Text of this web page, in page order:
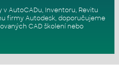
AutoCADu, Inventoru, Revitu
firmy Autodesk, doporučujeme
CAD školenínebo